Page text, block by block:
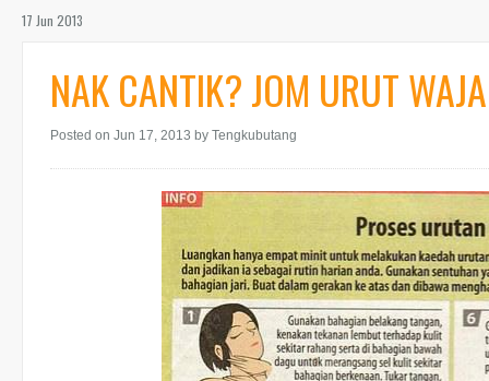
17 Jun 2013
NAK CANTIK? JOM URUT
Posted on Jun 17, 2013 by Tengkubutang